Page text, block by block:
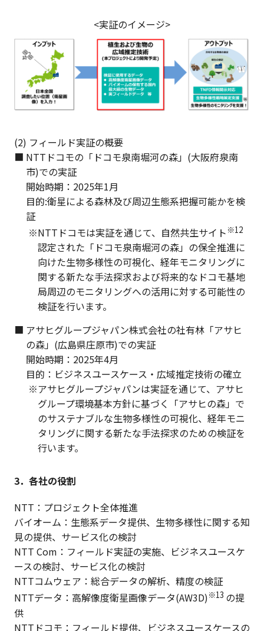
<実証のイメージ>
(2) フィールド実証の概要
NTTドコモの「ドコモ泉南堀河の森」(大阪府泉南
市)での実証
開始時期：2025年1月
目的:衛星による森林及び周辺生態系把握可能かを検
証
NTTドコモは実証を通じて、自然共生サイト ※12
認定された「ドコモ泉南堀河の森」の保全推進に
向けた生物多様性の可視化、経年モニタリングに
関する新たな手法探求および将来的なドコモ基地
局周辺のモニタリングへの活用に対する可能性の
検証を行います。
アサヒグループジャパン株式会社の社有林「アサヒ
の森」(広島県庄原市)での実証
開始時期：2025年4月
目的：ビジネスユースケース・広域推定技術の確立
アサヒグループジャパンは実証を通じて、アサヒ
グループ環境基本方針に基づく「アサヒの森」で
のサステナブルな生物多様性の可視化、経年モニ
タリングに関する新たな手法探求のための検証を
行います。
3．各社の役割
NTT：プロジェクト全体推進
バイオーム：生態系データ提供、生物多様性に関する知
見の提供、サービス化の検討
NTT Com：フィールド実証の実施、ビジネスユースケ
ースの検討、サービス化の検討
NTTコムウェア：総合データの解析、精度の検証
NTTデータ：高解像度衛星画像データ(AW3D)※13 の提
供
NTTドコモ：フィールド提供、ビジネスユースケースの